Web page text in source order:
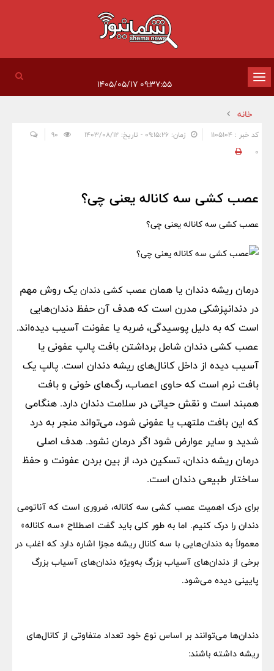
تغییر
وضعیت
ناوبری
۰۹:۳۷:۵۵ ۱۴۰۵/۰۵/۱۷
خانه
کد خبر : 1105104 زمان: ۰۹:۱۵:۲۶ - تاریخ: ۱۴۰۳/۰۸/۱۲
0
عصب کشی سه کاناله یعنی چی؟
عصب کشی سه کاناله یعنی چی؟
درمان ریشه دندان یا همان عصب کشی دندان یک روش مهم
در دندانپزشکی مدرن است که هدف آن حفظ دندان‌هایی
است که به دلیل پوسیدگی، ضربه یا عفونت آسیب دیده‌اند.
عصب کشی دندان شامل برداشتن بافت پالپ عفونی یا
آسیب دیده از داخل کانال‌های ریشه دندان است. پالپ یک
بافت نرم است که حاوی اعصاب، رگ‌های خونی و بافت
همبند است و نقش حیاتی در سلامت دندان دارد. هنگامی
که این بافت ملتهب یا عفونی شود، می‌تواند منجر به درد
شدید و سایر عوارض شود اگر درمان نشود. هدف اصلی
درمان ریشه دندان، تسکین درد، از بین بردن عفونت و حفظ
ساختار طبیعی دندان است.
برای درک اهمیت عصب کشی سه کاناله، ضروری است که آناتومی
دندان را درک کنیم. اما به طور کلی باید گفت اصطلاح «سه کاناله»
معمولاً به دندان‌هایی با سه کانال ریشه مجزا اشاره دارد که اغلب در
برخی از دندان‌های آسیاب بزرگ به‌ویژه دندان‌های آسیاب بزرگ
پایینی دیده می‌شود.
دندان‌ها می‌توانند بر اساس نوع خود تعداد متفاوتی از کانال‌های
ریشه داشته باشند: